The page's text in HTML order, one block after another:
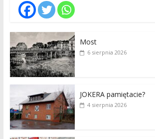
Most
6 sierpnia 2026
JOKERA pamiętacie?
4 sierpnia 2026